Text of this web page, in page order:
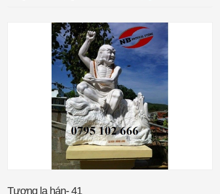
Tượng la hán- 41